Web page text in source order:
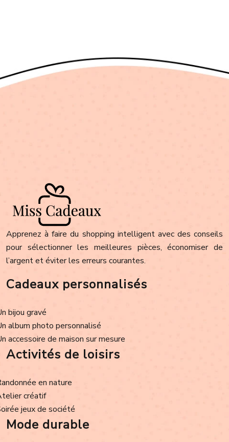
Apprenez à faire du shopping intelligent avec des conseils
pour sélectionner les meilleures pièces, économiser de
l’argent et éviter les erreurs courantes.
Cadeaux personnalisés
bijou gravé
album photo personnalisé
accessoire de maison sur mesure
Activités de loisirs
en nature
créatif
jeux de société
Mode durable